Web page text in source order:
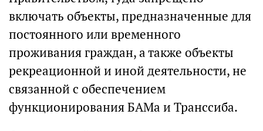
включать объекты, предназначенные для
постоянного или временного
проживания граждан, а также объекты
рекреационной и иной деятельности, не
связанной с обеспечением
функционирования БАМа и Транссиба.